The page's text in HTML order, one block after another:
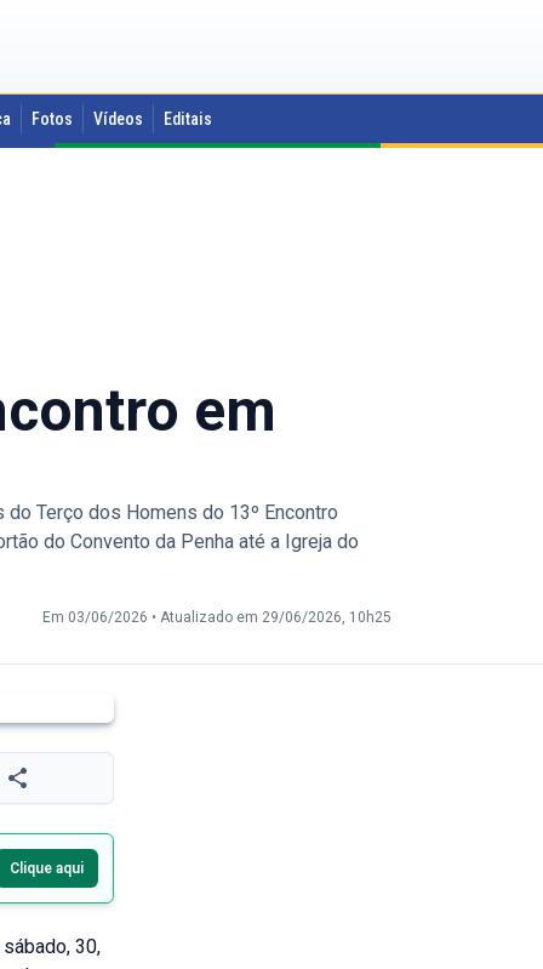
Fotos Vídeos Editais
em
Terço dos Homens do 13º Encontro
do Convento da Penha até a Igreja do
Em 03/06/2026 • Atualizado em 29/06/2026, 10h25
Clique aqui
30,